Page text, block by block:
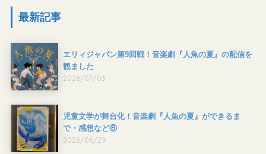
最新記事
エリィジャパン第9回戦！音楽劇『人魚の夏』の配信を
観ました
2026/07/03
児童文学が舞台化！音楽劇『人魚の夏』ができるま
で・感想など⑥
2026/06/29